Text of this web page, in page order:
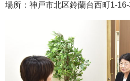
場所：神戸市北区鈴蘭台西町1-